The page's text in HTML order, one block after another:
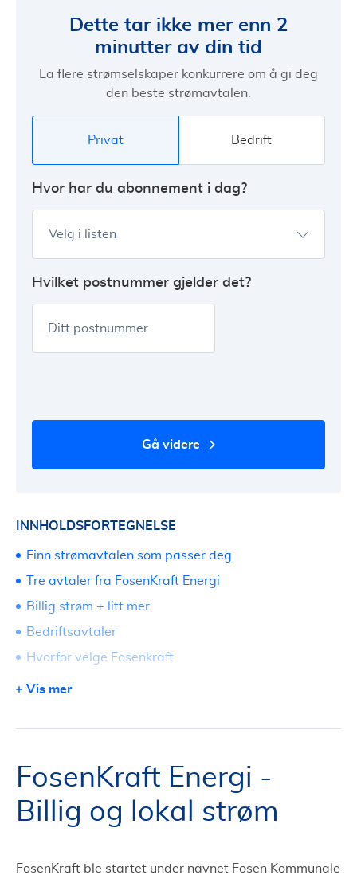
FosenKraft Energi -
Billig og lokal strøm
FosenKraft ble startet under navnet Fosen Kommunale
Dette tar ikke mer enn 2
minutter av din tid
La flere strømselskaper konkurrere om å gi deg
den beste strømavtalen.
Privat Bedrift
Hvor har du abonnement i dag?
Velg i listen
Hvilket postnummer gjelder det?
Ditt postnummer
gå videre
INNHOLDSFORTEGNELSE
Finn strømavtalen som passer deg
Tre avtaler fra FosenKraft Energi
Billig strøm + litt mer
Bedriftsavtaler
Hvorfor velge Fosenkraft
Fosenkraft - Kundeservice og kontakt
Vis mer